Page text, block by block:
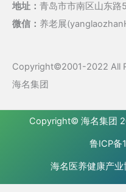
地址： 青岛市市南区山东路
微信： 养老展
Copyright©2001-2022 All
海名集团
Copyright© 海名集团
鲁ICP备
海名医养健康产业